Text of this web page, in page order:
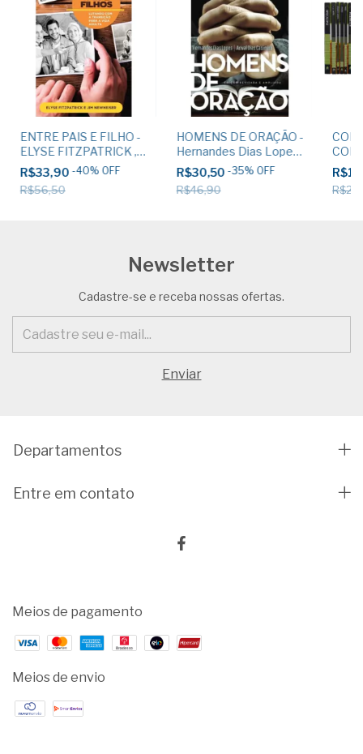
ENTRE PAIS E FILHO -
ELYSE FITZPATRICK ,
JIM NEWHEISER
R$33,90 -40% OFF
R$56,50
HOMENS DE ORAÇÃO -
Hernandes Dias Lopes
e Arival Dias Casimiro
R$30,50 -35% OFF
R$46,90
Newsletter
Cadastre-se e receba nossas ofertas.
Departamentos
Entre em contato
Meios de pagamento
Meios de envio